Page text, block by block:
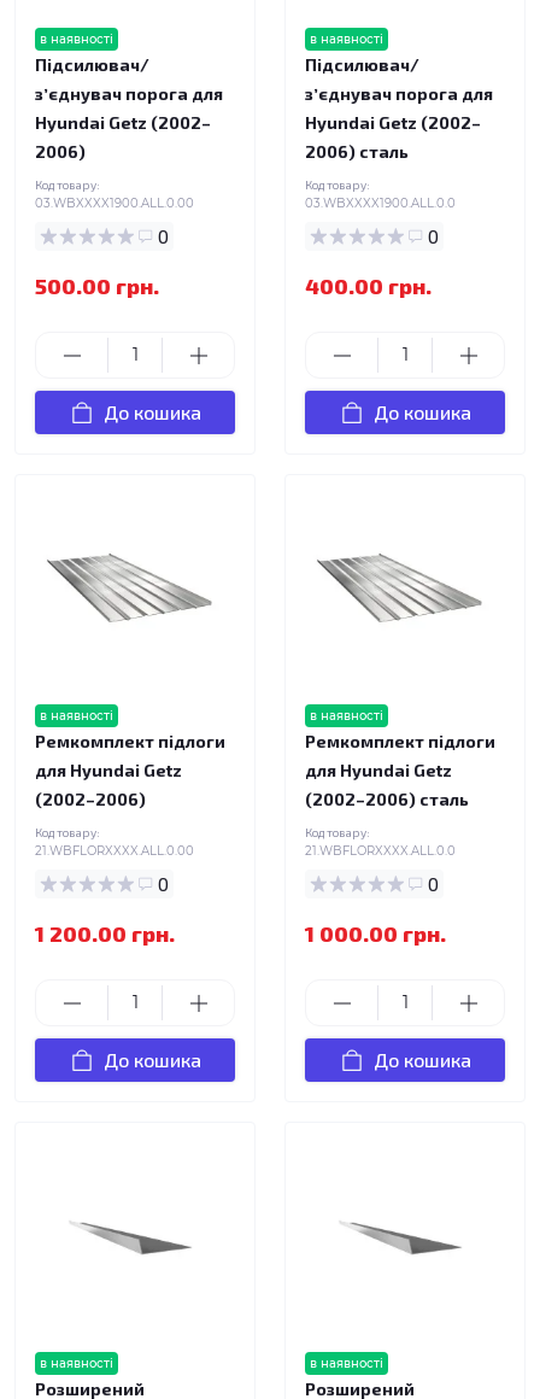
в наявності
Підсилювач/
зʼєднувач порога для
Hyundai Getz (2002–
2006)
Код товару:
03.WBXXXX1900.ALL.0.00
0
500.00 грн.
До кошика
в наявності
Підсилювач/
зʼєднувач порога для
Hyundai Getz (2002–
2006) сталь
Код товару:
03.WBXXXX1900.ALL.0.0
0
400.00 грн.
До кошика
в наявності
Ремкомплект підлоги
для Hyundai Getz
(2002–2006)
Код товару:
21.WBFLORXXXX.ALL.0.00
0
1 200.00 грн.
До кошика
в наявності
Ремкомплект підлоги
для Hyundai Getz
(2002–2006) сталь
Код товару:
21.WBFLORXXXX.ALL.0.0
0
1 000.00 грн.
До кошика
в наявності
Розширений
в наявності
Розширений